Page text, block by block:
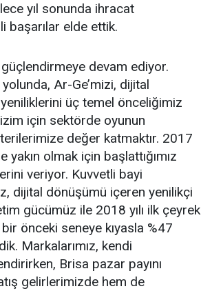
yıl sonunda ihracat
başarılar elde ettik.
devam ediyor.
Ar-Ge’mizi, dijital
üç temel önceliğimiz
için sektörde oyunun
değer katmaktır. 2017
olmak için başlattığımız
veriyor. Kuvvetli bayi
dijital dönüşümü içeren yenilikçi
gücümüz ile 2018 yılı ilk çeyrek
önceki seneye kıyasla %47
Markalarımız, kendi
Brisa pazar payını
gelirlerimizde hem de